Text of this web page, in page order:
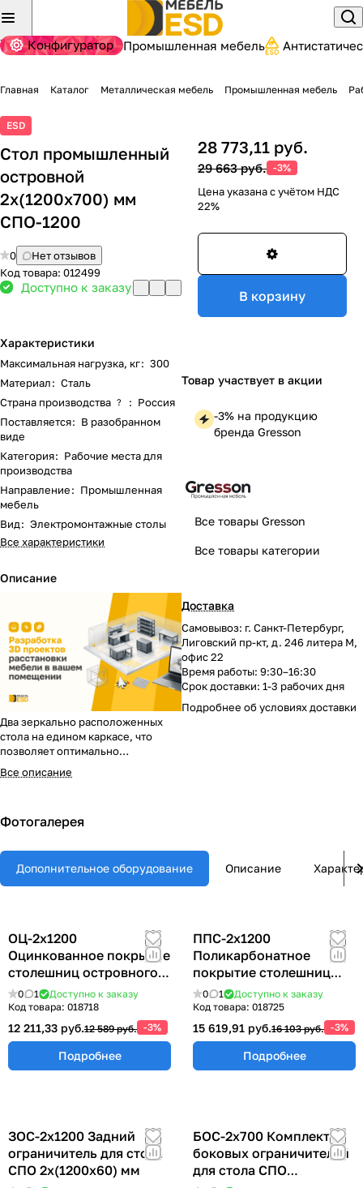
Конфигуратор Промышленная мебель
Главная Каталог Металлическая мебель Промышленная мебель
ESD
Стол промышленный
островной
2х(1200х700) мм
СПО-1200
0
Нет отзывов
Код товара: 012499
Доступно к заказу
Характеристики
Максимальная нагрузка, кг: 300
Материал: Сталь
Страна производства ? : Россия
Поставляется: В разобранном
виде
Категория: Рабочие места для
производства
Направление: Промышленная
мебель
Вид: Электромонтажные столы
Все характеристики
Описание
Два зеркально расположенных
стола на едином каркасе, что
позволяет оптимально
использовать производственное
пространство.
Все описание
28 773,11 руб.
29 663 руб. -3%
Цена указана с учётом НДС
22%
В корзину
Товар участвует в акции
-3% на продукцию
бренда Gresson
Все товары Gresson
Все товары категории
Доставка
Самовывоз: г. Санкт-Петербург,
Лиговский пр-кт, д. 246 литера М,
офис 22
Время работы: 9:30–16:30
Срок доставки: 1-3 рабочих дня
Подробнее обусловиях доставки
Фотогалерея
Дополнительное оборудование Описание
ОЦ-2х1200
Оцинкованное покрытие
столешниц островного
стола 2х(1200х700) мм
0 1
Доступно к заказу
Код товара: 018718
12 211,33 руб.12 589 руб. -3%
Подробнее
ППС-2х1200
Поликарбонатное
покрытие столешниц
островного стола
2х(1200х700) мм
0 1
Доступно к заказу
Код товара: 018725
15 619,91 руб.16 103 руб. -3%
Подробнее
ЗОС-2х1200 Задний
ограничитель для стола
СПО 2х(1200х60) мм
БОС-2х700 Комплект
боковых ограничителей
для стола СПО